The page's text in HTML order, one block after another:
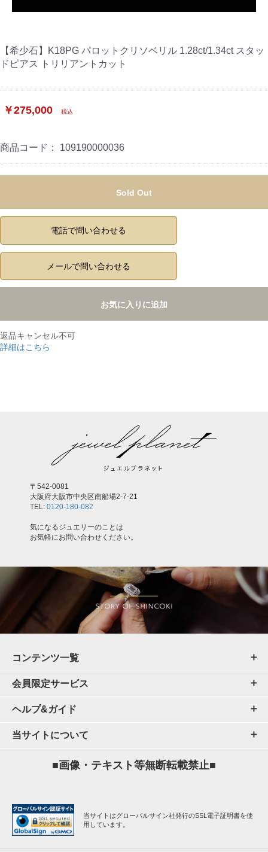
【希少石】K18PG パロットクリソベリル 1.28ct/1.34ct スタッ
ドピアス トリリアントカット
￥275,000 税込
商品コード： 109190000036
Sold Out
電話で問い合わせる
メールで問い合わせる
お気に入りに追加
返品キャンセル不可
詳細はこちら
〒542-0081
大阪府大阪市中央区南船場2-7-21
TEL: 0120-180-082
気になるジュエリーのことは
お気軽にお問い合わせください。
コンテンツ一覧
会員限定サービス
ヘルプ&ガイド
当サイトについて
■画像・テキスト等無断転載禁止■
当サイトはグローバルサイン社発行のSSL電子証明書を使
用しています。